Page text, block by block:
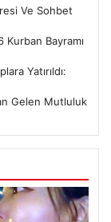
Ve Sohbet
Bayramı
Yatırıldı:
Gelen Mutluluk